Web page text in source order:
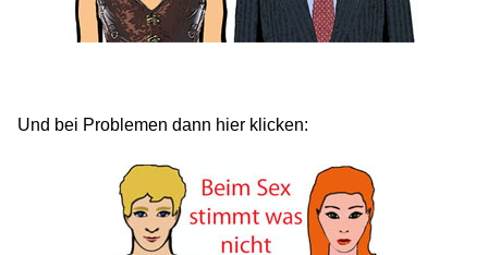
Und bei Problemen dann hier klicken: